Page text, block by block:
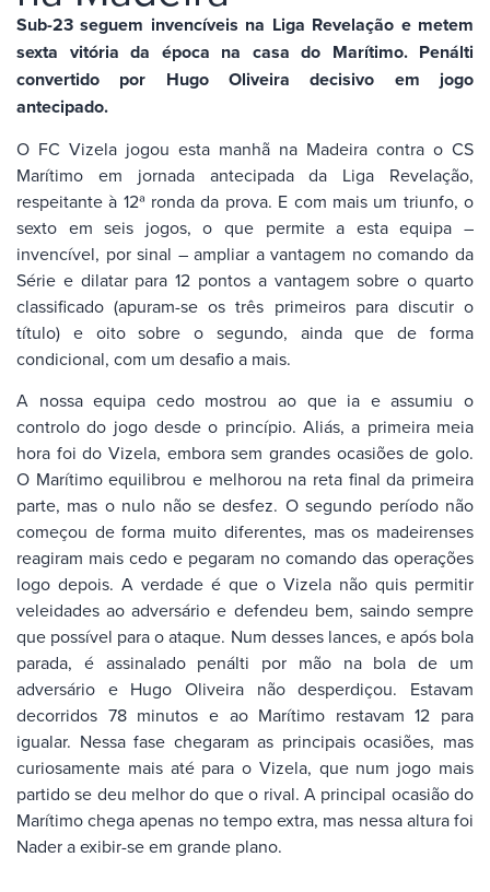
Sub-23 seguem invencíveis na Liga Revelação e metem
sexta vitória da época na casa do Marítimo. Penálti
convertido por Hugo Oliveira decisivo em jogo
antecipado.
O FC Vizela jogou esta manhã na Madeira contra o CS
Marítimo em jornada antecipada da Liga Revelação,
respeitante à 12ª ronda da prova. E com mais um triunfo, o
sexto em seis jogos, o que permite a esta equipa –
invencível, por sinal – ampliar a vantagem no comando da
Série e dilatar para 12 pontos a vantagem sobre o quarto
classificado (apuram-se os três primeiros para discutir o
título) e oito sobre o segundo, ainda que de forma
condicional, com um desafio a mais.
A nossa equipa cedo mostrou ao que ia e assumiu o
controlo do jogo desde o princípio. Aliás, a primeira meia
hora foi do Vizela, embora sem grandes ocasiões de golo.
O Marítimo equilibrou e melhorou na reta final da primeira
parte, mas o nulo não se desfez. O segundo período não
começou de forma muito diferentes, mas os madeirenses
reagiram mais cedo e pegaram no comando das operações
logo depois. A verdade é que o Vizela não quis permitir
veleidades ao adversário e defendeu bem, saindo sempre
que possível para o ataque. Num desses lances, e após bola
parada, é assinalado penálti por mão na bola de um
adversário e Hugo Oliveira não desperdiçou. Estavam
decorridos 78 minutos e ao Marítimo restavam 12 para
igualar. Nessa fase chegaram as principais ocasiões, mas
curiosamente mais até para o Vizela, que num jogo mais
partido se deu melhor do que o rival. A principal ocasião do
Marítimo chega apenas no tempo extra, mas nessa altura foi
Nader a exibir-se em grande plano.